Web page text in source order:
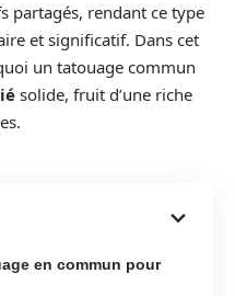
partagés, rendant ce type
et significatif. Dans cet
un tatouage commun
solide, fruit d’une riche
en commun pour